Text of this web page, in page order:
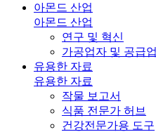
아몬드 산업
아몬드 산업
연구 및 혁신
가공업자 및 공급
유용한 자료
유용한 자료
작물 보고서
식품 전문가 허브
건강전문가용 도구